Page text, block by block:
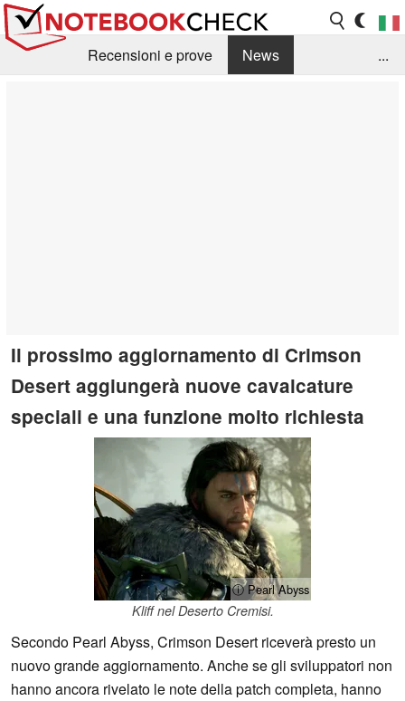
Recensioni e prove
News
...
Il prossimo aggiornamento di Crimson
Desert aggiungerà nuove cavalcature
speciali e una funzione molto richiesta
ⓘ Pearl Abyss
Kliff nel Deserto Cremisi.
Secondo Pearl Abyss, Crimson Desert riceverà presto un
nuovo grande aggiornamento. Anche se gli sviluppatori non
hanno ancora rivelato le note della patch completa, hanno